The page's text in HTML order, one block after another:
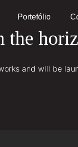
Portefólio
the
and will be